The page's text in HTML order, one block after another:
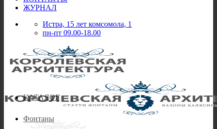
ЖУРНАЛ
Истра, 15 лет комсомола, 1
пн-пт 09.00-18.00
КАТАЛОГ
Фонтаны